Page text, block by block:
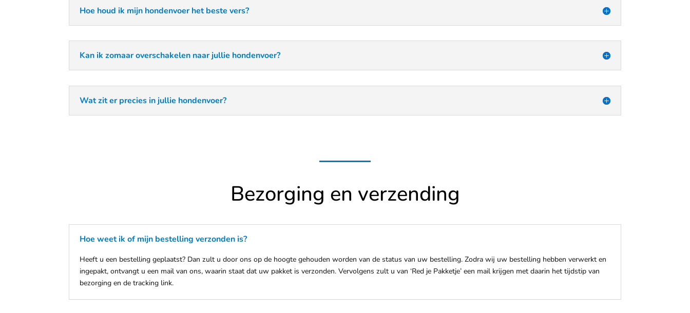
Hoe houd ik mijn hondenvoer het beste vers?
Kan ik zomaar overschakelen naar jullie hondenvoer?
Wat zit er precies in jullie hondenvoer?
Bezorging en verzending
Hoe weet ik of mijn bestelling verzonden is?
Heeft u een bestelling geplaatst? Dan zult u door ons op de hoogte gehouden worden van de status van uw bestelling. Zodra wij uw bestelling hebben verwerkt en
ingepakt, ontvangt u een mail van ons, waarin staat dat uw pakket is verzonden. Vervolgens zult u van ‘Red je Pakketje’ een mail krijgen met daarin het tijdstip van
bezorging en de tracking link.